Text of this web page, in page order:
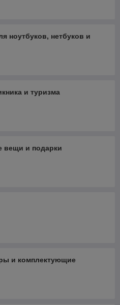
ноутбуков, нетбуков и
и туризма
вещи и подарки
и комплектующие